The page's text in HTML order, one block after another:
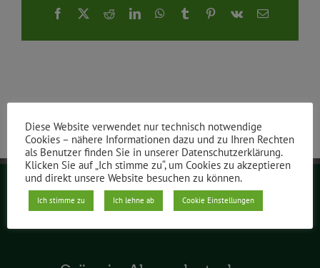
Facebook
X RedditLinkedInWhatsApp
TumblrPinterest
Vk
E-
Grüne Berlin
Diese Website verwendet nur technisch notwendige
Cookies – nähere Informationen dazu und zu Ihren Rechten
als Benutzer finden Sie in unserer Datenschutzerklärung.
Klicken Sie auf „Ich stimme zu“, um Cookies zu akzeptieren
und direkt unsere Website besuchen zu können.
Ich stimme zu Ich lehne ab Cookie Einstellungen